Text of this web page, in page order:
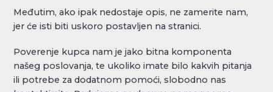
Međutim, ako ipak nedostaje opis, ne zamerite nam,
jer će isti biti uskoro postavljen na stranici.
Poverenje kupca nam je jako bitna komponenta
našeg poslovanja, te ukoliko imate bilo kakvih pitanja
ili potrebe za dodatnom pomoći, slobodno nas